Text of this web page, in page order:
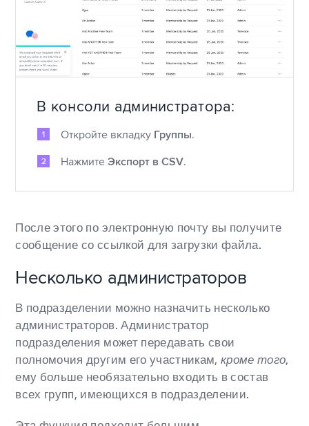
В консоли администратора:
Откройте вкладку Группы.
НажмитеЭкспорт в CSV.
После этого по электронную почту вы получите
сообщение со ссылкой для загрузки файла.
Несколько администраторов
В подразделении можно назначить несколько
администраторов. Администратор
подразделения может передавать свои
полномочия другим его участникам, кроме того,
ему больше необязательно входить в состав
всех групп, имеющихся в подразделении.